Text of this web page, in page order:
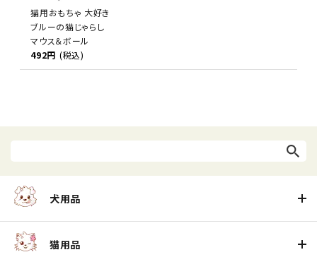
猫用おもちゃ 大好き
ブルーの猫じゃらし
マウス＆ボール
492円 (税込)
犬用品
猫用品